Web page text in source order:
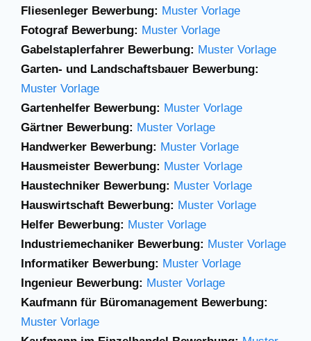
Fliesenleger Bewerbung: Muster Vorlage
Fotograf Bewerbung: Muster Vorlage
Gabelstaplerfahrer Bewerbung: Muster Vorlage
Garten- und Landschaftsbauer Bewerbung:
Muster Vorlage
Gartenhelfer Bewerbung: Muster Vorlage
Gärtner Bewerbung: Muster Vorlage
Handwerker Bewerbung: Muster Vorlage
Hausmeister Bewerbung: Muster Vorlage
Haustechniker Bewerbung: Muster Vorlage
Hauswirtschaft Bewerbung: Muster Vorlage
Helfer Bewerbung: Muster Vorlage
Industriemechaniker Bewerbung: Muster Vorlage
Informatiker Bewerbung: Muster Vorlage
Ingenieur Bewerbung: Muster Vorlage
Kaufmann für Büromanagement Bewerbung:
Muster Vorlage